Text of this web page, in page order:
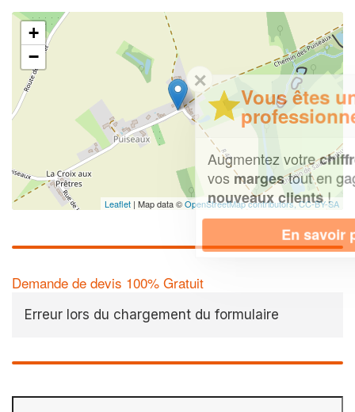
+
−
Leaflet | Map data ©OpenStreetMap contributors,CC-BY-SA
Demande de devis 100% Gratuit
Erreur lors du chargement du formulaire
Vous êtes un
professionnel ?
Augmentez votrechiffre d'affaireset
marges tout en gagnant de
nouveaux clients!